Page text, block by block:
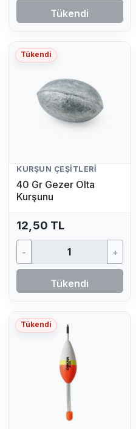
Tükendi
Tükendi
KURŞUN ÇEŞITLERI
40 Gr Gezer Olta
Kurşunu
12,50 TL
- +
Tükendi
Tükendi